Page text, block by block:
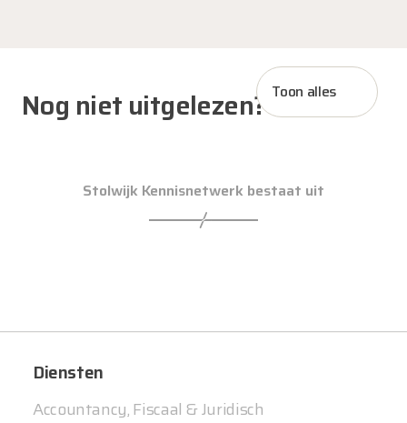
Nog niet uitgelezen? Toon alles
Stolwijk Kennisnetwerk bestaat uit
Diensten
Accountancy, Fiscaal & Juridisch